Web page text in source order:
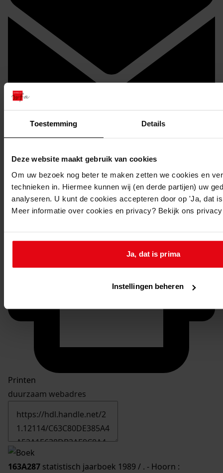
Toestemming Details
Deze website maakt gebruik van cookies
Om uw bezoek nog beter te maken zetten we cookies en
technieken in. Hiermee kunnen wij (en derde partijen) uw
analyseren. U kunt de cookies accepteren door op 'Ja, dat
Meer informatie over cookies en privacy? Bekijk ons
Ja, dat is prima
Instellingen beheren
Doorsturen per email
Printen
duurzaam webadres
163A287 statistisch jaarboek 1989 / . - Hoorn :